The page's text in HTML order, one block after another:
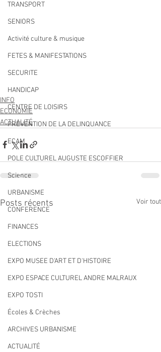
TRANSPORT
SENIORS
Activité culture & musique
FETES & MANIFESTATIONS
SECURITE
HANDICAP
CENTRE DE LOISIRS
PREVENTION DE LA DELINQUANCE
ECAM
POLE CULTUREL AUGUSTE ESCOFFIER
Science
URBANISME
CONFERENCE
FINANCES
ELECTIONS
EXPO MUSEE D'ART ET D'HISTOIRE
EXPO ESPACE CULTUREL ANDRE MALRAUX
EXPO TOSTI
Écoles & Crèches
ARCHIVES URBANISME
ACTUALITÉ
INFO
ECONOMIE
ACTUALITÉ
Posts récents Voir tout